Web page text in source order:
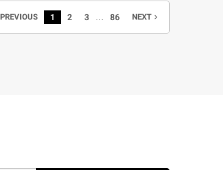
PREVIOUS 1 2 3 86 NEXTnavigate_next